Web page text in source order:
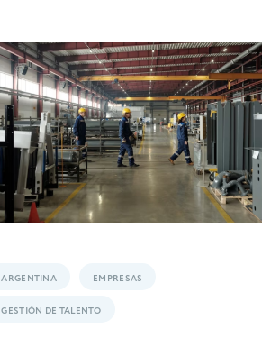
ARGENTINA EMPRESAS
GESTIÓN DE TALENTO